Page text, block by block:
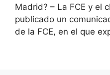
Madrid? – La FCE y el
publicado un
de la FCE, en el que